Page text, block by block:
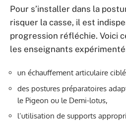
Pour s’installer dans la
risquer la casse, il est
progression réfléchie. Voici
les enseignants
un échauffement articulaire
des postures préparatoires
le Pigeon ou le Demi-lotus,
l’utilisation de supports